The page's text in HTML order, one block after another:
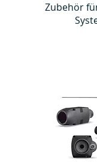
Zubehör